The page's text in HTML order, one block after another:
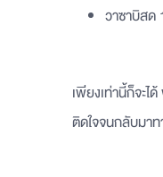
วาซาบิสด
เพียงเท่านี้ก็จะ
ติดใจจนกลับมา